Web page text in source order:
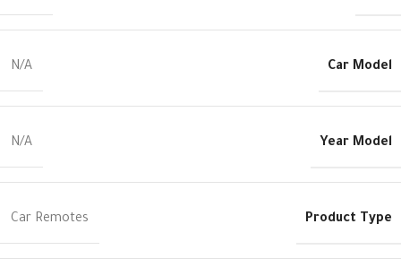
Car Model
N/A
Year Model
N/A
Product Type
Car Remotes